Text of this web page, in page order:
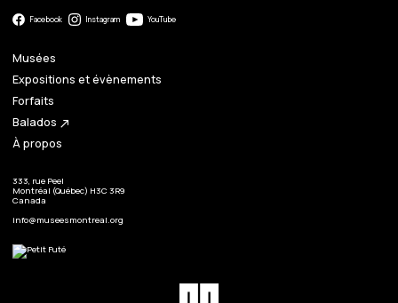
Facebook Instagram YouTube
Musées
Expositions et évènements
Forfaits
Balados north_east
À propos
333, rue Peel
Montréal (Québec) H3C 3R9
Canada
info@museesmontreal.org